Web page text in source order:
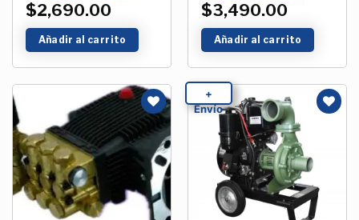
$2,690.00
Añadir al carrito
$3,490.00
Añadir al carrito
Añadir
Lista de
deseos
+
Envío
Lista de
deseos